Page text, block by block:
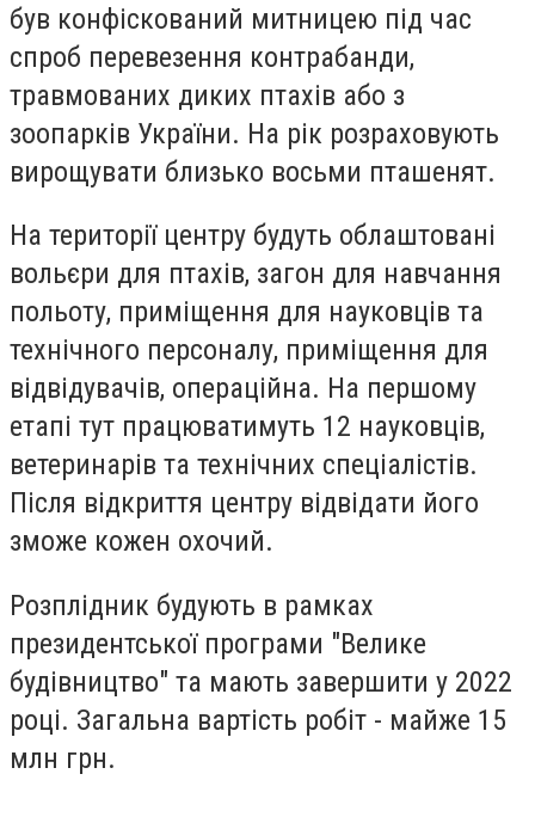
був конфіскований митницею під час
спроб перевезення контрабанди,
травмованих диких птахів або з
зоопарків України. На рік розраховують
вирощувати близько восьми пташенят.
На території центру будуть облаштовані
вольєри для птахів, загон для навчання
польоту, приміщення для науковців та
технічного персоналу, приміщення для
відвідувачів, операційна. На першому
етапі тут працюватимуть 12 науковців,
ветеринарів та технічних спеціалістів.
Після відкриття центру відвідати його
зможе кожен охочий.
Розплідник будують в рамках
президентської програми "Велике
будівництво" та мають завершити у 2022
році. Загальна вартість робіт - майже 15
млн грн.